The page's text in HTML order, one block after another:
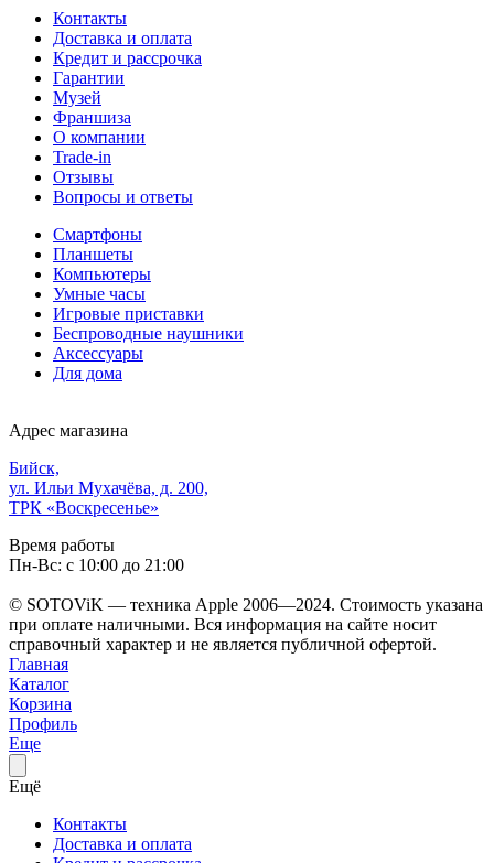
Контакты
Доставка и оплата
Кредит и рассрочка
Гарантии
Музей
Франшиза
О компании
Trade-in
Отзывы
Вопросы и ответы
Смартфоны
Планшеты
Компьютеры
Умные часы
Игровые приставки
Беспроводные наушники
Аксессуары
Для дома
Адрес магазина
Бийск,
ул. Ильи Мухачёва, д. 200,
ТРК «Воскресенье»
Время работы
Пн-Вс: с 10:00 до 21:00
© SOTOViK — техника Apple 2006—2024. Стоимость указана
при оплате наличными. Вся информация на сайте носит
справочный характер и не является публичной офертой.
Главная
Каталог
Корзина
Профиль
Еще
Ещё
Контакты
Доставка и оплата